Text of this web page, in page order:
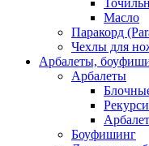
Масло
Паракорд
Чехлы для
Арбалеты,
Арбалеты
Боуфишинг